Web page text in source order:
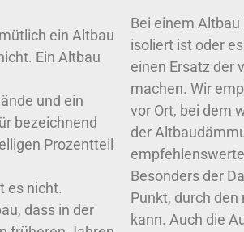
ein Altbau
Ein Altbau
und ein
bezeichnend
Prozentteil
es nicht.
dass in der
Bei einem
isoliert ist oder
einen Ersatz der
machen. Wir
vor Ort, bei dem
der
Besonders der
Punkt, durch
kann. Auch die